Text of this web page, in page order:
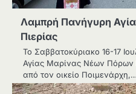
Λαμπρή Πανήγυρη
Πιερίας
Το Σαββατοκύριακο 16-17
Αγίας Μαρίνας Νέων Πόρων
από τον οικείο Ποιμενάρχη,…